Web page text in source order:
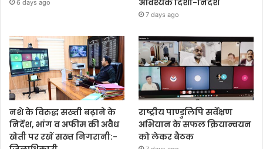
6 days ago
7 days ago
नशे के विरुद्ध सख्ती बढ़ाने के
निर्देश, भांग व अफीम की अवैध
खेती पर रखें सख्त निगरानी:-
राष्ट्रीय पाण्डुलिपि सर्वेक्षण
अभियान के सफल क्रियान्वयन
को लेकर बैठक